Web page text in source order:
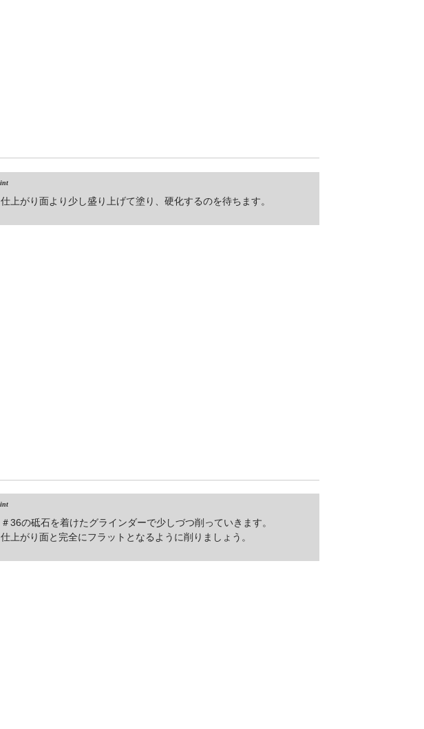
仕上がり面より少し盛り上げて塗り、硬化するのを待ちます。
＃36の砥石を着けたグラインダーで少しづつ削っていきます。
仕上がり面と完全にフラットとなるように削りましょう。